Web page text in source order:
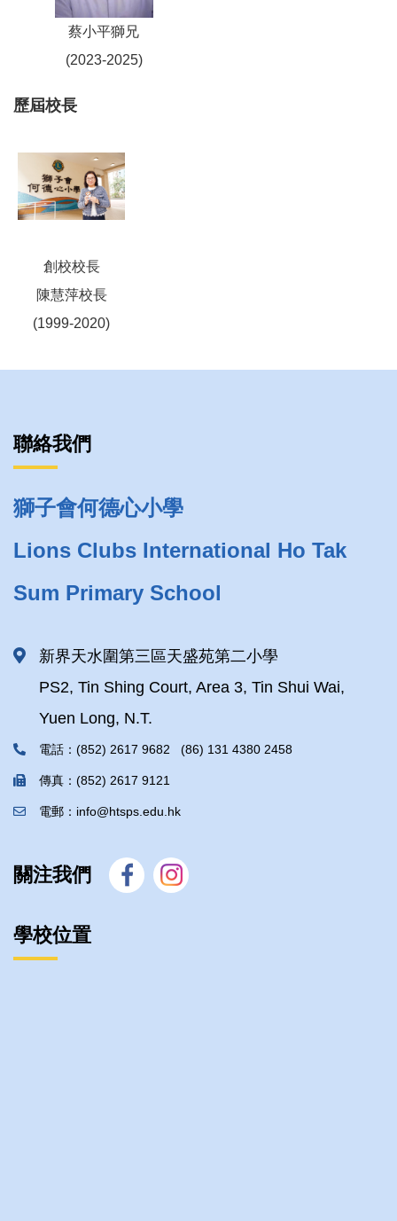
蔡小平獅兄
(2023-2025)
歷屆校長
創校校長
陳慧萍校長
(1999-2020)
聯絡我們
獅子會何德心小學
Lions Clubs International Ho Tak
Sum Primary School
新界天水圍第三區天盛苑第二小學
PS2, Tin Shing Court, Area 3, Tin Shui Wai,
Yuen Long, N.T.
電話：(852) 2617 9682 (86) 131 4380 2458
傳真：(852) 2617 9121
電郵：info@htsps.edu.hk
關注我們
學校位置